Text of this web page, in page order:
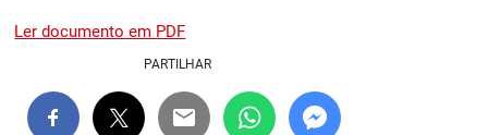
Ler documento em PDF
PARTILHAR